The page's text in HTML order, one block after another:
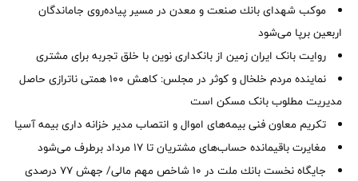
موكب شهدای بانك صنعت و معدن در مسیر پیاده‌روی جاماندگان
اربعین برپا می‌شود
روایت بانک ایران زمین از بانکداری نوین با خلق تجربه برای مشتری
نماینده مردم خلخال و کوثر در مجلس: کاهش ۱۰۰ همتی ناترازی حاصل
مدیریت مطلوب بانک مسکن است
تکریم معاون فنی بیمه‌های اموال و انتصاب مدیر خزانه داری بیمه آسیا
مغایرت‌ باقیمانده حساب‌های مشتریان تا ۱۷ مرداد برطرف می‌شود
جایگاه نخست بانك ملت در 10 شاخص مهم مالی/ جهش 77 درصدی